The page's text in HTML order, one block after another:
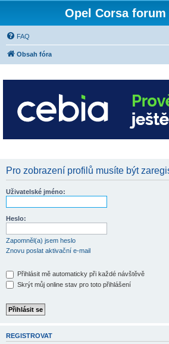
Opel Corsa
FAQ
Obsah fóra
Pro zobrazení profilů musíte být
Uživatelské jméno:
Heslo:
Zapomněl(a) jsem heslo
Znovu poslat aktivační e-mail
Přihlásit mě automaticky při každé návštěvě
Skrýt můj online stav pro toto přihlášení
REGISTROVAT